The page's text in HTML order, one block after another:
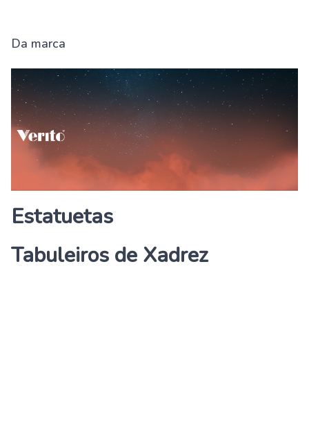
Da marca
Estatuetas
Tabuleiros de Xadrez